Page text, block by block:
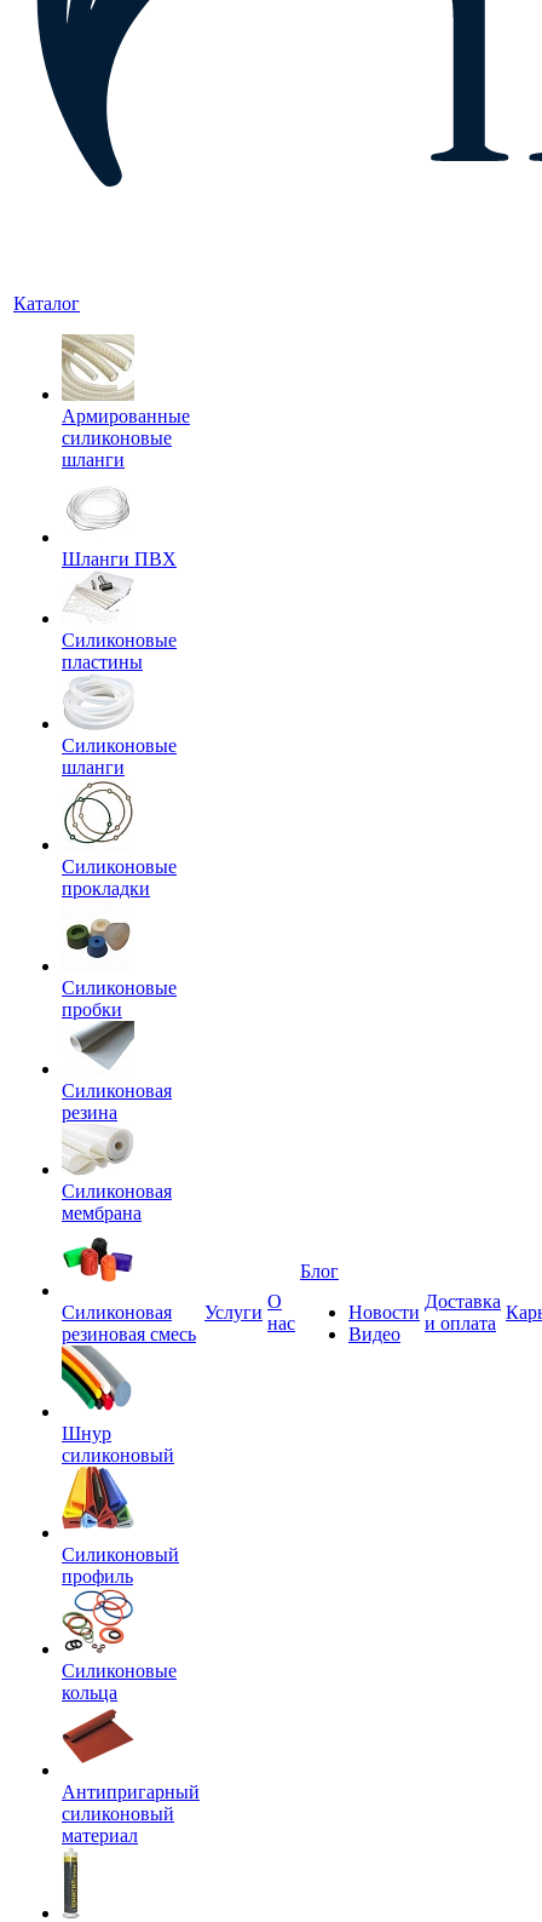
Каталог
Армированные
силиконовые
шланги
Шланги ПВХ
Силиконовые
пластины
Силиконовые
шланги
Силиконовые
прокладки
Силиконовые
пробки
Силиконовая
резина
Силиконовая
мембрана
Силиконовая
резиновая смесь
Шнур
силиконовый
Силиконовый
профиль
Силиконовые
кольца
Антипригарный
силиконовый
материал
Услуги
О
нас
Блог
Новости
Видео
Доставка
и оплата